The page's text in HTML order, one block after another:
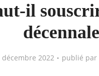
il
décembre 2022 publié par